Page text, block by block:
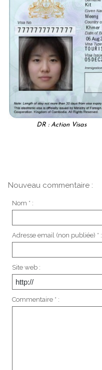
DR : Action Visas
Nouveau commentaire :
Nom * :
Adresse email (non publiée) * :
Site web :
Commentaire * :